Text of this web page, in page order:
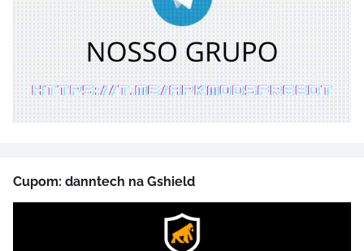
Cupom: danntech na Gshield